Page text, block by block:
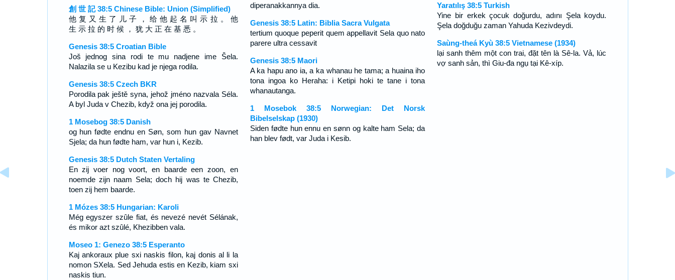
創 世 記 38:5 Chinese Bible: Union (Simplified)
他 复 又 生 了 儿 子 ， 给 他 起 名 叫 示 拉 。 他
生 示 拉 的 时 候 ， 犹 大 正 在 基 悉 。
Genesis 38:5 Croatian Bible
Još jednog sina rodi te mu nadjene ime Šela.
Nalazila se u Kezibu kad je njega rodila.
Genesis 38:5 Czech BKR
Porodila pak ještě syna, jehož jméno nazvala Séla.
A byl Juda v Chezib, když ona jej porodila.
1 Mosebog 38:5 Danish
og hun fødte endnu en Søn, som hun gav Navnet
Sjela; da hun fødte ham, var hun i, Kezib.
Genesis 38:5 Dutch Staten Vertaling
En zij voer nog voort, en baarde een zoon, en
noemde zijn naam Sela; doch hij was te Chezib,
toen zij hem baarde.
1 Mózes 38:5 Hungarian: Karoli
Még egyszer szûle fiat, és nevezé nevét Sélának,
és mikor azt szûlé, Khezibben vala.
Moseo 1: Genezo 38:5 Esperanto
Kaj ankoraux plue sxi naskis filon, kaj donis al li la
nomon SXela. Sed Jehuda estis en Kezib, kiam sxi
naskis tiun.
diperanakkannya dia.
Genesis 38:5 Latin: Biblia Sacra Vulgata
tertium quoque peperit quem appellavit Sela quo nato
parere ultra cessavit
Genesis 38:5 Maori
A ka hapu ano ia, a ka whanau he tama; a huaina iho
tona ingoa ko Heraha: i Ketipi hoki te tane i tona
whanautanga.
1 Mosebok 38:5 Norwegian: Det Norsk
Bibelselskap (1930)
Siden fødte hun ennu en sønn og kalte ham Sela; da
han blev født, var Juda i Kesib.
Yaratılış 38:5 Turkish
Yine bir erkek çocuk doğurdu, adını Şela koydu.
Şela doğduğu zaman Yahuda Kezivdeydi.
Saùng-theá Kyù 38:5 Vietnamese (1934)
lại sanh thêm một con trai, đặt tên là Sê-la. Vả, lúc
vợ sanh sản, thì Giu-đa ngụ tại Kê-xíp.